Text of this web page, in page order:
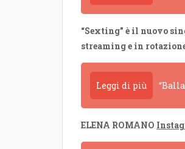
“Sexting” è il nuovo
streaming e in
Leggi di più
ELENA ROMANO